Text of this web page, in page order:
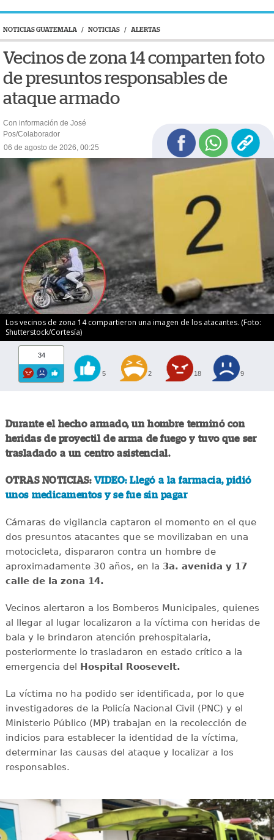
NOTICIAS GUATEMALA / NOTICIAS / ALERTAS
Vecinos de zona 14 comparten foto
de presuntos responsables de
ataque armado
Con información de José
Pos/Colaborador
06 de agosto de 2026, 00:25
Los vecinos de zona 14 compartieron una imagen de los atacantes. (Foto:
Shutterstock/Cortesía)
34
5 2 18 9
Durante el hecho armado, un hombre terminó con
heridas de proyectil de arma de fuego y tuvo que ser
trasladado a un centro asistencial.
OTRAS NOTICIAS: VIDEO: Llegó a la farmacia, pidió
unos medicamentos y se fue sin pagar
Cámaras de vigilancia captaron el momento en el que
dos presuntos atacantes que se movilizaban en una
motocicleta, dispararon contra un hombre de
aproximadamente 30 años, en la 3a. avenida y 17
calle de la zona 14.
Vecinos alertaron a los Bomberos Municipales, quienes
al llegar al lugar localizaron a la víctima con heridas de
bala y le brindaron atención prehospitalaria,
posteriormente lo trasladaron en estado crítico a la
emergencia del Hospital Roosevelt.
La víctima no ha podido ser identificada, por lo que
investigadores de la Policía Nacional Civil (PNC) y el
Ministerio Público (MP) trabajan en la recolección de
indicios para establecer la identidad de la víctima,
determinar las causas del ataque y localizar a los
responsables.